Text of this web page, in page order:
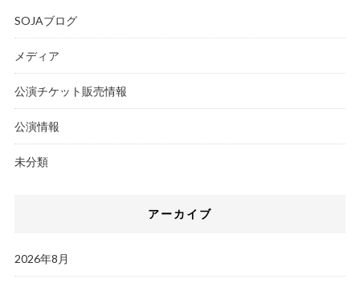
SOJAブログ
メディア
公演チケット販売情報
公演情報
未分類
アーカイブ
2026年8月